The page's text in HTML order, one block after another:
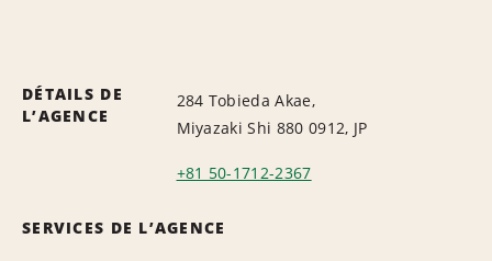
DÉTAILS DE
L’AGENCE
284 Tobieda Akae,
Miyazaki Shi 880 0912, JP
+81 50-1712-2367
SERVICES DE L’AGENCE